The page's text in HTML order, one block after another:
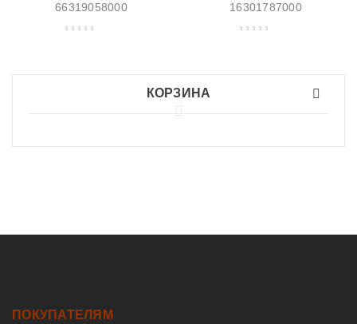
66319058000 16301787000
КОРЗИНА
ПОКУПАТЕЛЯМ